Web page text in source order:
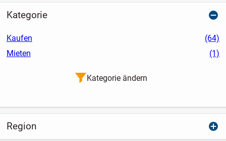
Kategorie
Kaufen
(64)
Mieten
(1)
Kategorie ändern
Region